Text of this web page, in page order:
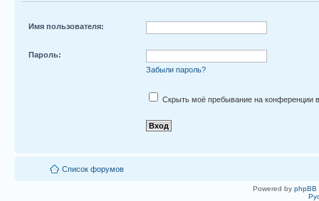
Имя пользователя:
Пароль:
Забыли пароль?
Скрыть моё пребывание на конференции в
Список форумов
Powered by phpBB